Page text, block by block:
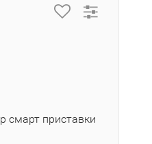
смарт приставки